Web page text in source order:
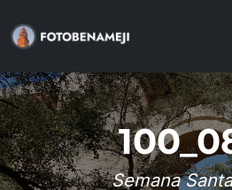
Semana